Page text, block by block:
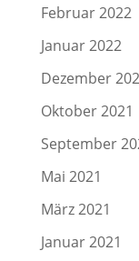
Februar 2022
Januar 2022
Dezember
Oktober 2021
September
Mai 2021
März 2021
Januar 2021